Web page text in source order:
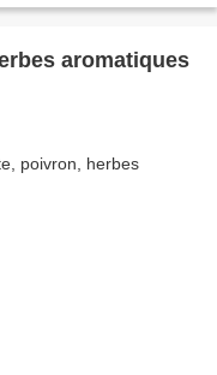
aromatiques